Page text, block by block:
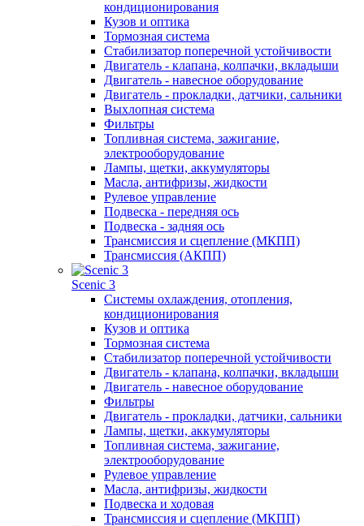
кондиционирования
Кузов и оптика
Тормозная система
Стабилизатор поперечной устойчивости
Двигатель - клапана, колпачки, вкладыши
Двигатель - навесное оборудование
Двигатель - прокладки, датчики, сальники
Выхлопная система
Фильтры
Топливная система, зажигание,
электрооборудование
Лампы, щетки, аккумуляторы
Масла, антифризы, жидкости
Рулевое управление
Подвеска - передняя ось
Подвеска - задняя ось
Трансмиссия и сцепление (МКПП)
Трансмиссия (АКПП)
Scenic 3
Системы охлаждения, отопления,
кондиционирования
Кузов и оптика
Тормозная система
Стабилизатор поперечной устойчивости
Двигатель - клапана, колпачки, вкладыши
Двигатель - навесное оборудование
Фильтры
Двигатель - прокладки, датчики, сальники
Лампы, щетки, аккумуляторы
Топливная система, зажигание,
электрооборудование
Рулевое управление
Масла, антифризы, жидкости
Подвеска и ходовая
Трансмиссия и сцепление (МКПП)